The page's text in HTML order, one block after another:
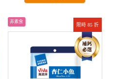
限時 85 折
非素食